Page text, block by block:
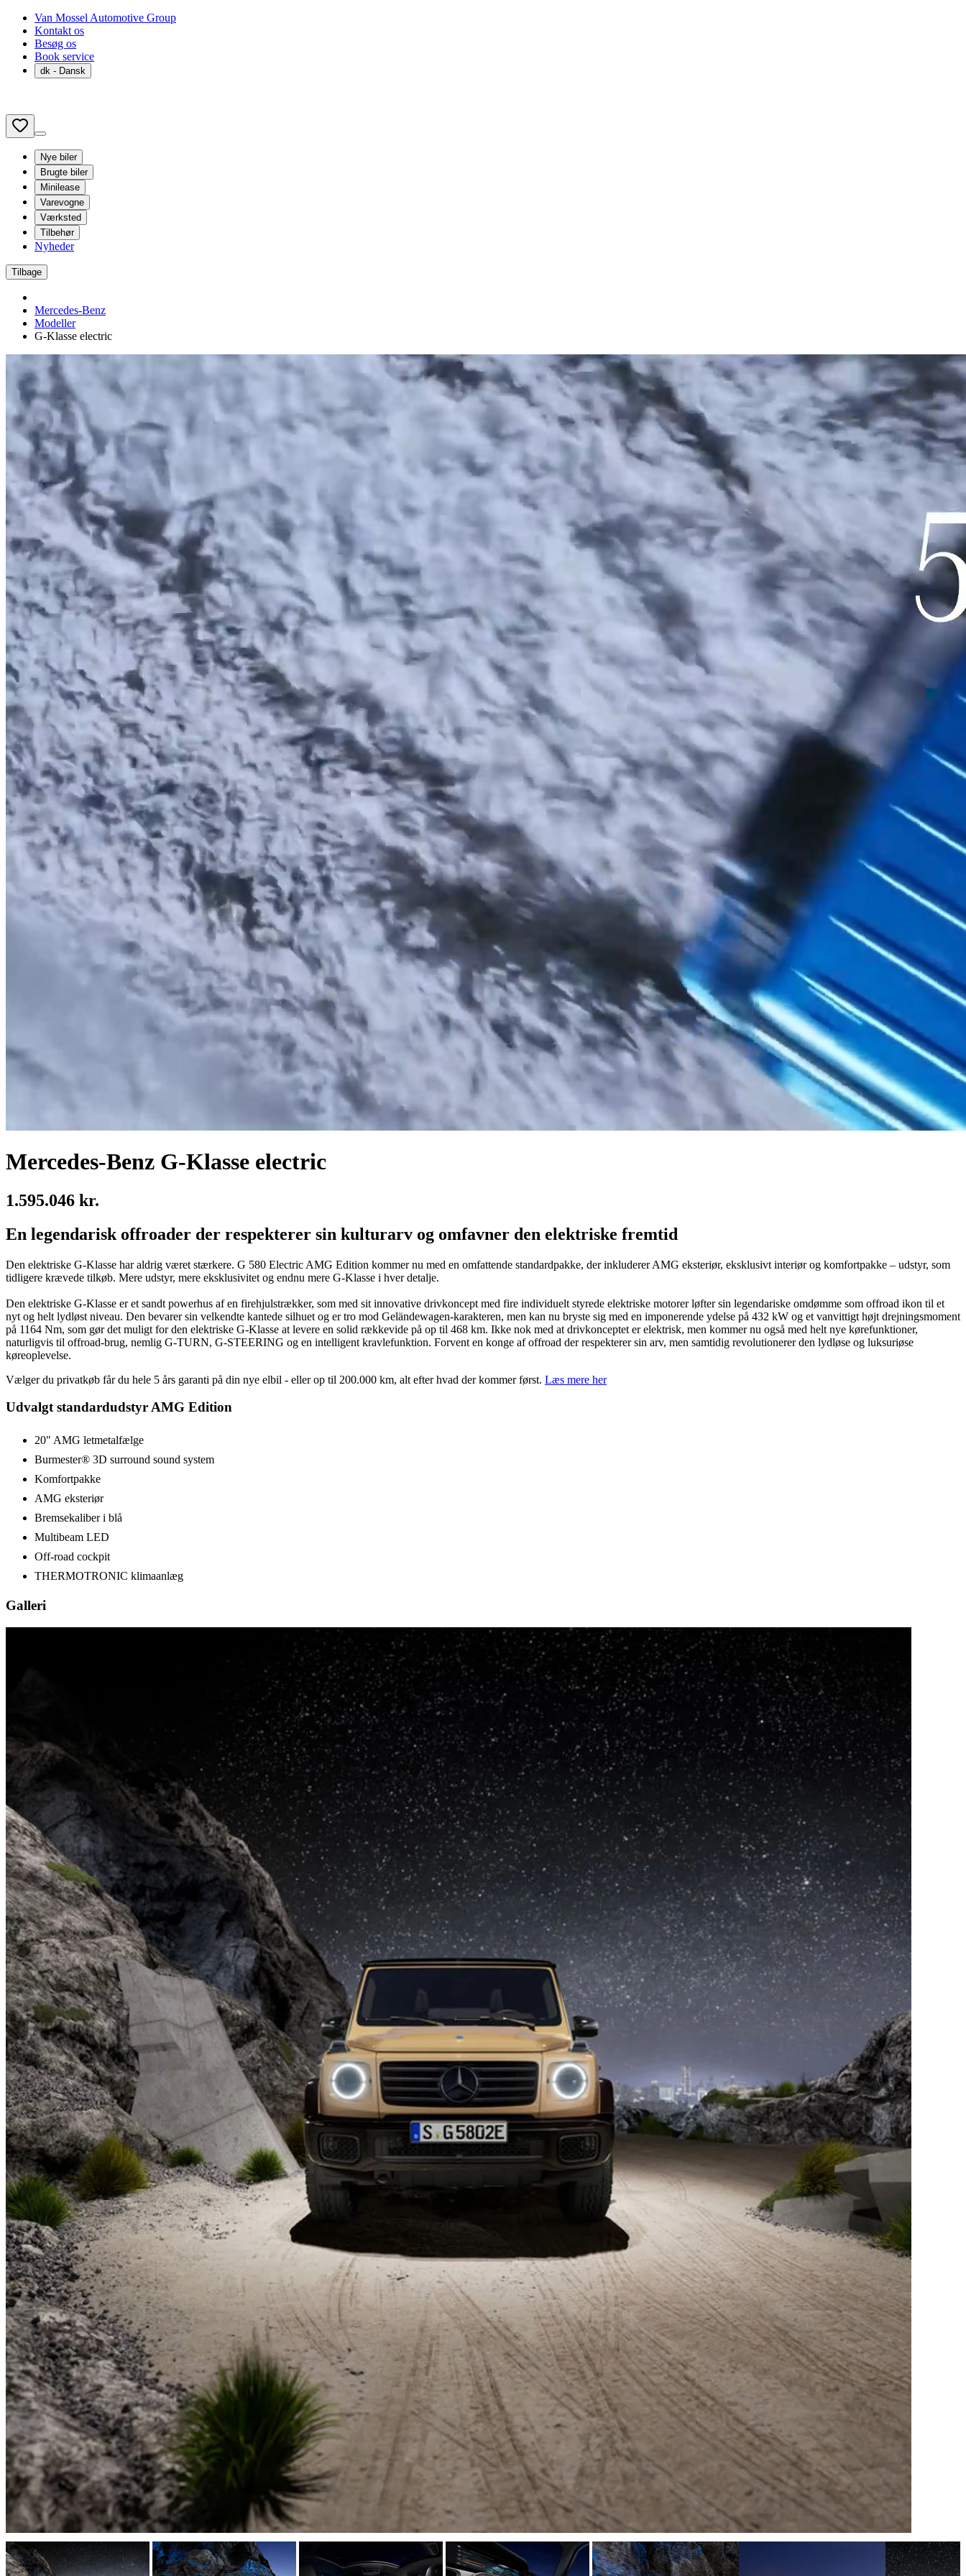
Van Mossel Automotive Group
Kontakt os
Besøg os
Book service
dk - Dansk
Nye biler
Brugte biler
Minilease
Varevogne
Værksted
Tilbehør
Nyheder
Tilbage
Mercedes-Benz
Modeller
G-Klasse electric
Mercedes-Benz G-Klasse electric
1.595.046 kr.
En legendarisk offroader der respekterer sin kulturarv og omfavner den elektriske fremtid
Den elektriske G-Klasse har aldrig været stærkere. G 580 Electric AMG Edition kommer nu med en omfattende standardpakke, der inkluderer AMG eksteriør, eksklusivt interiør og komfortpakke – udstyr, som
tidligere krævede tilkøb. Mere udstyr, mere eksklusivitet og endnu mere G-Klasse i hver detalje.
Den elektriske G-Klasse er et sandt powerhus af en firehjulstrækker, som med sit innovative drivkoncept med fire individuelt styrede elektriske motorer løfter sin legendariske omdømme som offroad ikon til et
nyt og helt lydløst niveau. Den bevarer sin velkendte kantede silhuet og er tro mod Geländewagen-karakteren, men kan nu bryste sig med en imponerende ydelse på 432 kW og et vanvittigt højt drejningsmoment
på 1164 Nm, som gør det muligt for den elektriske G-Klasse at levere en solid rækkevide på op til 468 km. Ikke nok med at drivkonceptet er elektrisk, men kommer nu også med helt nye kørefunktioner,
naturligvis til offroad-brug, nemlig G-TURN, G-STEERING og en intelligent kravlefunktion. Forvent en konge af offroad der respekterer sin arv, men samtidig revolutionerer den lydløse og luksuriøse
køreoplevelse.
Vælger du privatkøb får du hele 5 års garanti på din nye elbil - eller op til 200.000 km, alt efter hvad der kommer først. Læs mere her
Udvalgt standardudstyr AMG Edition
20" AMG letmetalfælge
Burmester® 3D surround sound system
Komfortpakke
AMG eksteriør
Bremsekaliber i blå
Multibeam LED
Off-road cockpit
THERMOTRONIC klimaanlæg
Galleri